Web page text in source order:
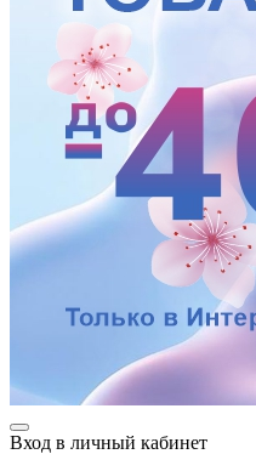
Вход в личный кабинет